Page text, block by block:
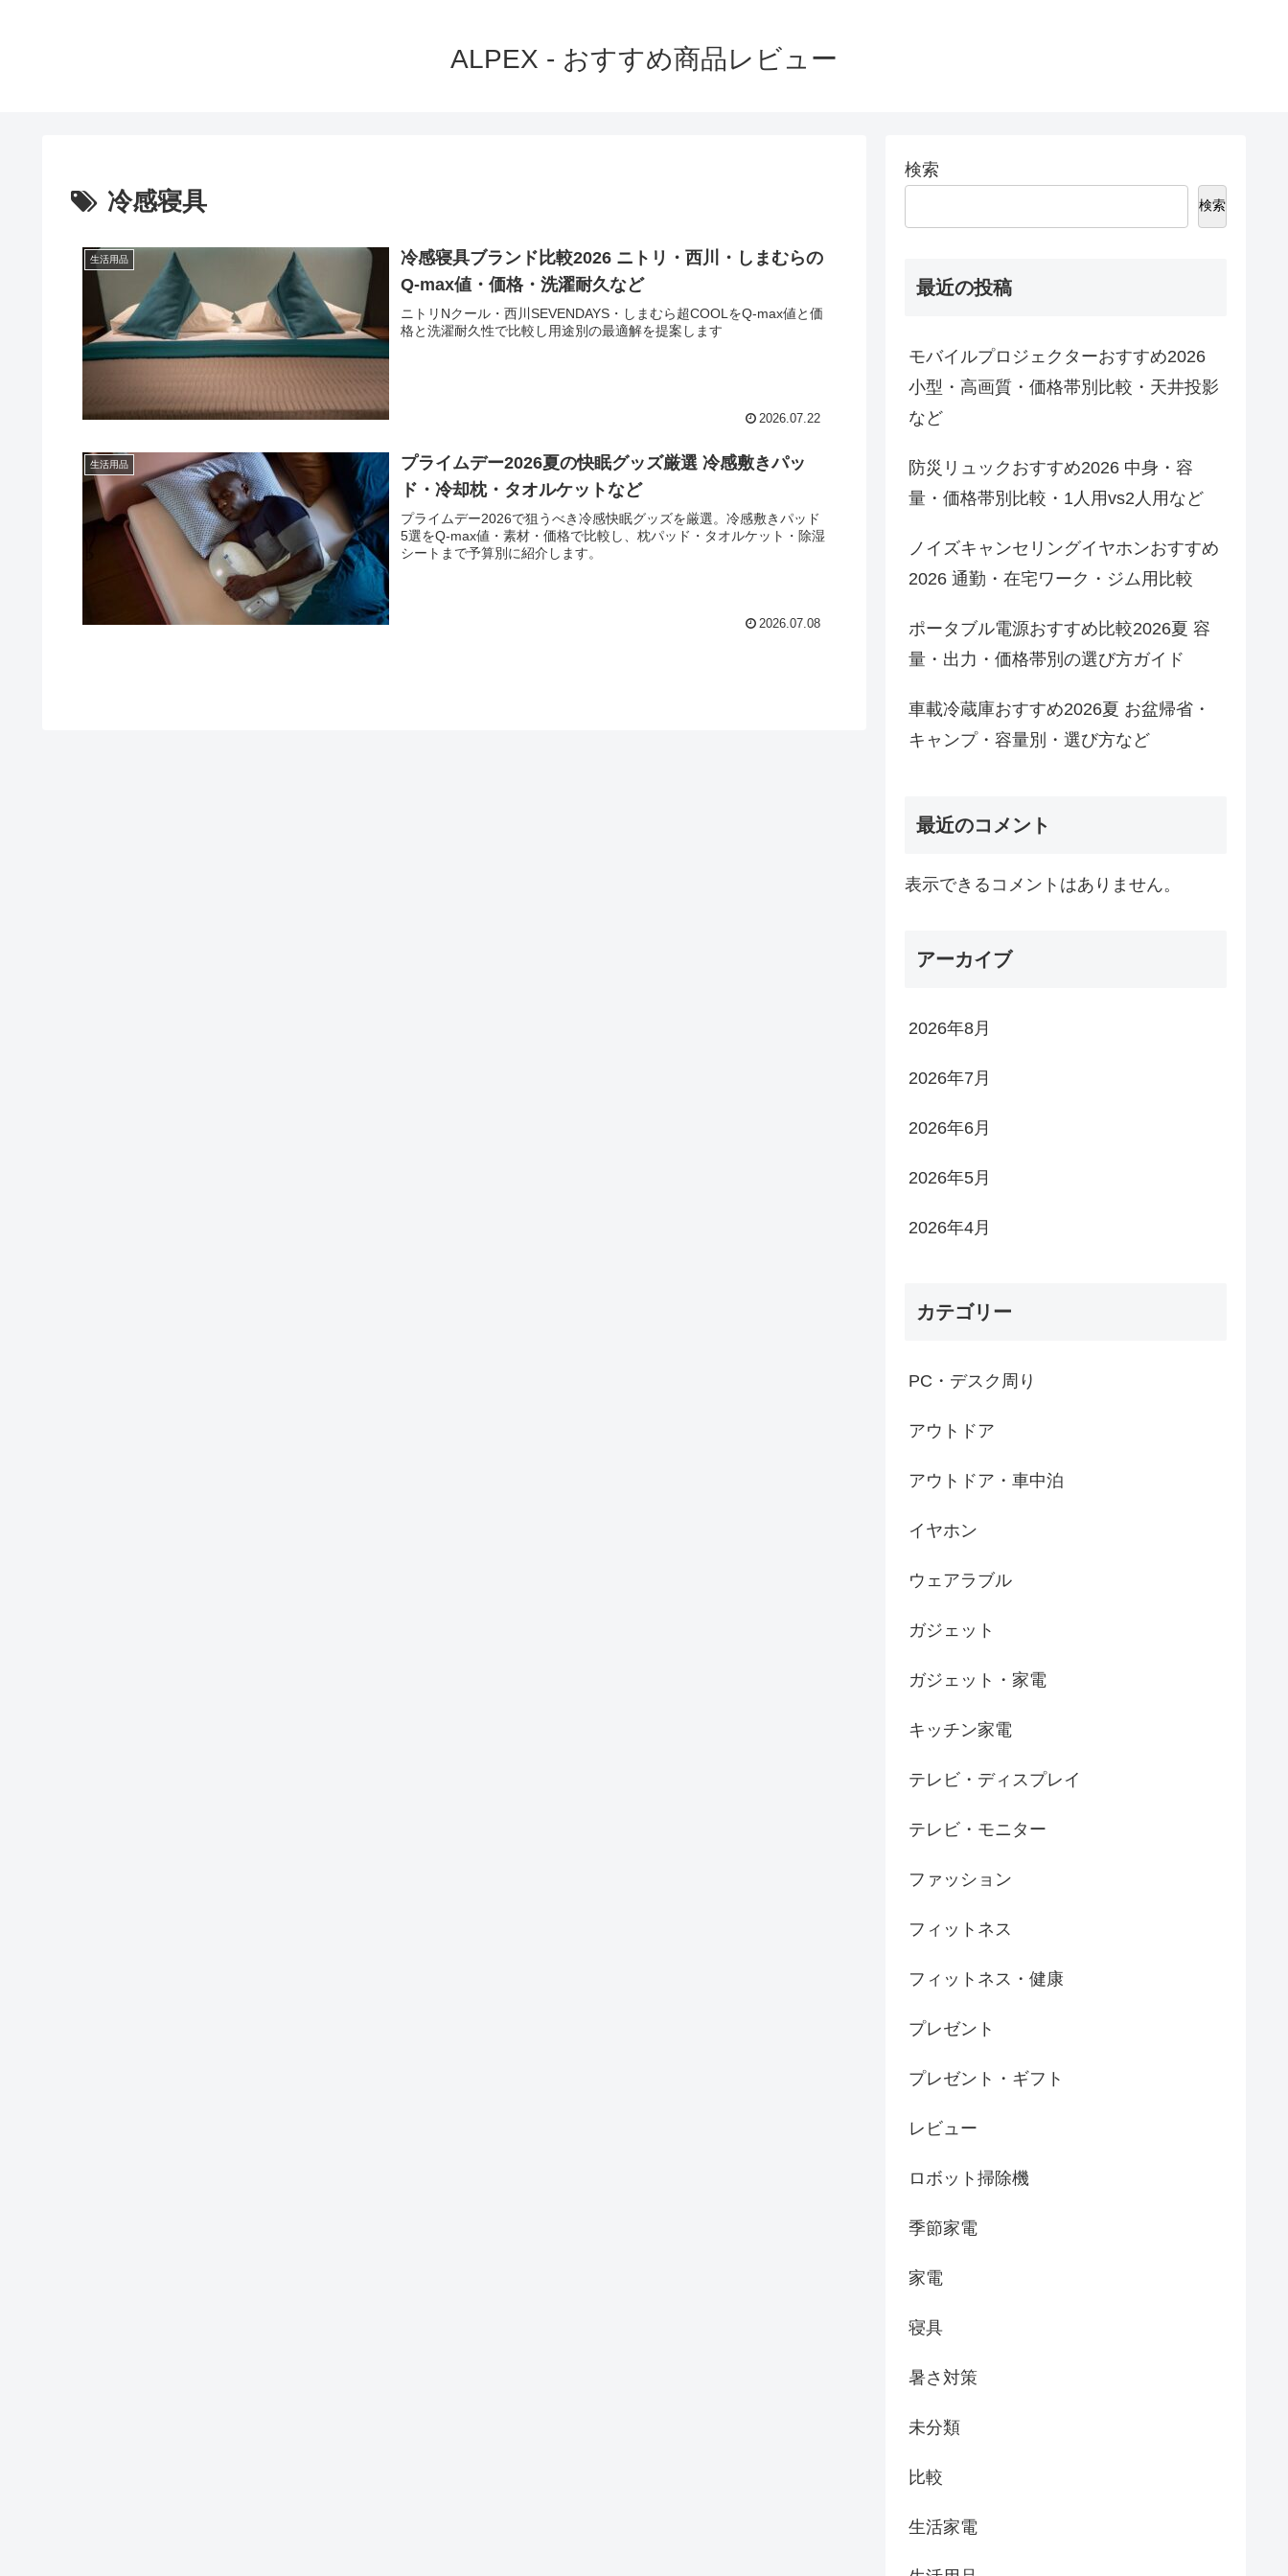
ALPEX - おすすめ商品レビュー
冷感寝具
生活用品
冷感寝具ブランド比較2026 ニトリ・西川・しまむらの
Q-max値・価格・洗濯耐久など
ニトリNクール・西川SEVENDAYS・しまむら超COOLをQ-max値と価
格と洗濯耐久性で比較し用途別の最適解を提案します
2026.07.22
生活用品
プライムデー2026夏の快眠グッズ厳選 冷感敷きパッ
ド・冷却枕・タオルケットなど
プライムデー2026で狙うべき冷感快眠グッズを厳選。冷感敷きパッド
5選をQ-max値・素材・価格で比較し、枕パッド・タオルケット・除湿
シートまで予算別に紹介します。
2026.07.08
検索
検索
最近の投稿
モバイルプロジェクターおすすめ2026
小型・高画質・価格帯別比較・天井投影
など
防災リュックおすすめ2026 中身・容
量・価格帯別比較・1人用vs2人用など
ノイズキャンセリングイヤホンおすすめ
2026 通勤・在宅ワーク・ジム用比較
ポータブル電源おすすめ比較2026夏 容
量・出力・価格帯別の選び方ガイド
車載冷蔵庫おすすめ2026夏 お盆帰省・
キャンプ・容量別・選び方など
最近のコメント
表示できるコメントはありません。
アーカイブ
2026年8月
2026年7月
2026年6月
2026年5月
2026年4月
カテゴリー
PC・デスク周り
アウトドア
アウトドア・車中泊
イヤホン
ウェアラブル
ガジェット
ガジェット・家電
キッチン家電
テレビ・ディスプレイ
テレビ・モニター
ファッション
フィットネス
フィットネス・健康
プレゼント
プレゼント・ギフト
レビュー
ロボット掃除機
季節家電
家電
寝具
暑さ対策
未分類
比較
生活家電